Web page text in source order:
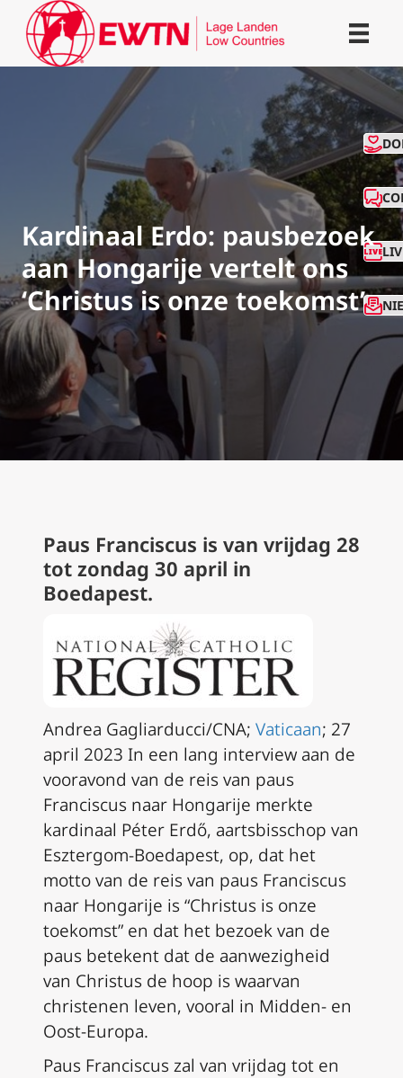
Kardinaal Erdo: pausbezoek
aan Hongarije vertelt ons
‘Christus is onze toekomst’
Paus Franciscus is van vrijdag 28
tot zondag 30 april in
Boedapest.
Andrea Gagliarducci/CNA; Vaticaan; 27
april 2023 In een lang interview aan de
vooravond van de reis van paus
Franciscus naar Hongarije merkte
kardinaal Péter Erdő, aartsbisschop van
Esztergom-Boedapest, op, dat het
motto van de reis van paus Franciscus
naar Hongarije is “Christus is onze
toekomst” en dat het bezoek van de
paus betekent dat de aanwezigheid
van Christus de hoop is waarvan
christenen leven, vooral in Midden- en
Oost-Europa.
Paus Franciscus zal van vrijdag tot en